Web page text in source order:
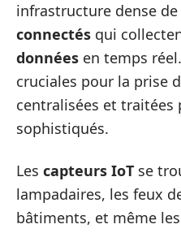
infrastructure dense de
connectés qui
données en temps
cruciales pour la prise
centralisées et traitées
sophistiqués.
Les capteurs IoT se
lampadaires, les feux
bâtiments, et même